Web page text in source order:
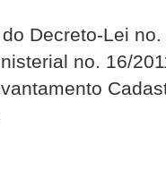
Decreto-Lei
no. 16/